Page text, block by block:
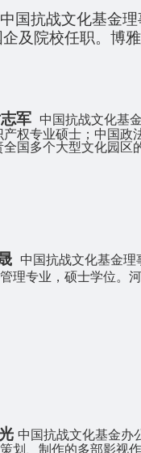
中国抗战文化基金
及院校任职。博
军 中国抗战文化基金
产权专业硕士；中国政
国多个大型文化园区
中国抗战文化基金理
理专业，硕士学位。
中国抗战文化基金办
划、制作的多部影视